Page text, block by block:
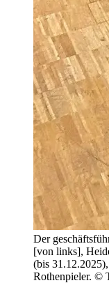
Der
[von links],
(bis
Rothenpieler. ©